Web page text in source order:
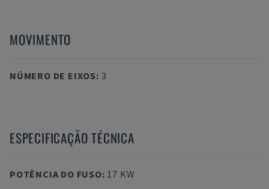
MOVIMENTO
NÚMERO DE EIXOS: 3
ESPECIFICAÇÃO TÉCNICA
POTÊNCIA DO FUSO: 17 KW